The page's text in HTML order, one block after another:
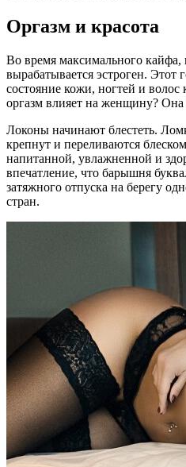
Оргазм и красота
Во время максимального
вырабатывается эстроген. Этот
состояние кожи, ногтей и
оргазм влияет на женщину? Она
Локоны начинают блестеть.
крепнут и переливаются
напитанной, увлажненной и
впечатление, что барышня
затяжного отпуска на берегу
стран.